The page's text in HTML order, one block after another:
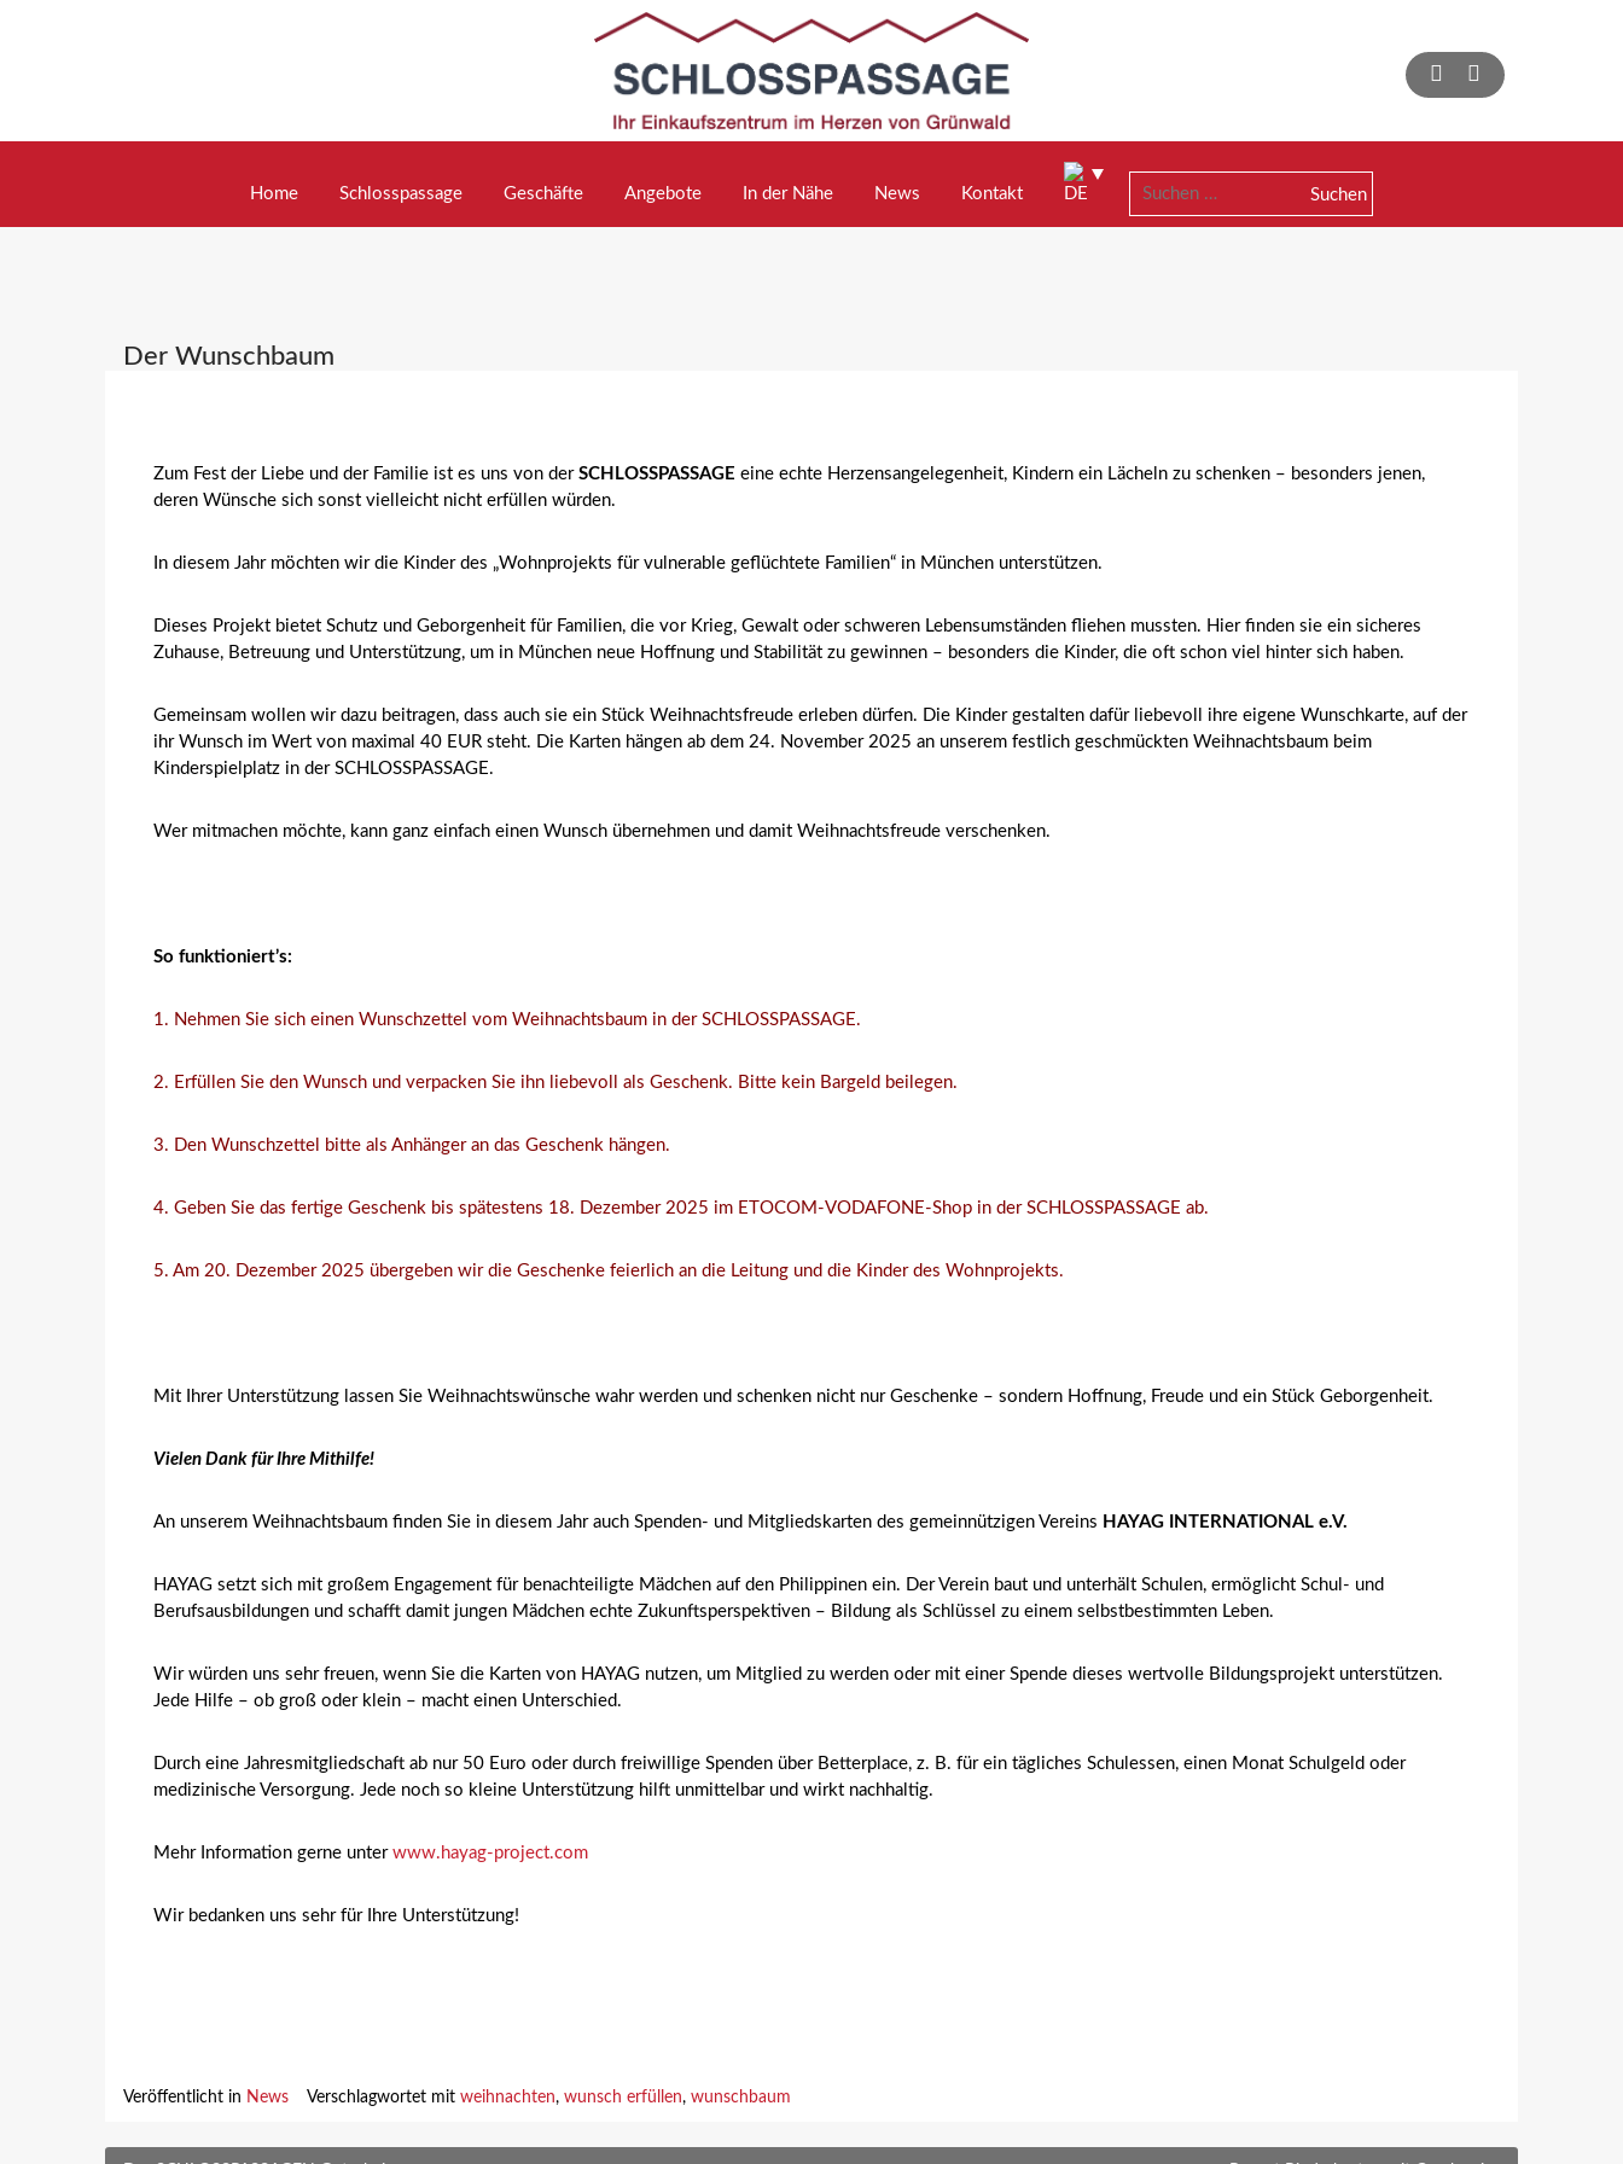
Home Schlosspassage Geschäfte Angebote In der Nähe News Kontakt
Suchen
Der Wunschbaum
Zum Fest der Liebe und der Familie ist es uns von der SCHLOSSPASSAGE eine echte Herzensangelegenheit, Kindern ein Lächeln zu schenken – besonders jenen,
deren Wünsche sich sonst vielleicht nicht erfüllen würden.
In diesem Jahr möchten wir die Kinder des „Wohnprojekts für vulnerable geflüchtete Familien“ in München unterstützen.
Dieses Projekt bietet Schutz und Geborgenheit für Familien, die vor Krieg, Gewalt oder schweren Lebensumständen fliehen mussten. Hier finden sie ein sicheres
Zuhause, Betreuung und Unterstützung, um in München neue Hoffnung und Stabilität zu gewinnen – besonders die Kinder, die oft schon viel hinter sich haben.
Gemeinsam wollen wir dazu beitragen, dass auch sie ein Stück Weihnachtsfreude erleben dürfen. Die Kinder gestalten dafür liebevoll ihre eigene Wunschkarte, auf der
ihr Wunsch im Wert von maximal 40 EUR steht. Die Karten hängen ab dem 24. November 2025 an unserem festlich geschmückten Weihnachtsbaum beim
Kinderspielplatz in der SCHLOSSPASSAGE.
Wer mitmachen möchte, kann ganz einfach einen Wunsch übernehmen und damit Weihnachtsfreude verschenken.
So funktioniert’s:
1. Nehmen Sie sich einen Wunschzettel vom Weihnachtsbaum in der SCHLOSSPASSAGE.
2. Erfüllen Sie den Wunsch und verpacken Sie ihn liebevoll als Geschenk. Bitte kein Bargeld beilegen.
3. Den Wunschzettel bitte als Anhänger an das Geschenk hängen.
4. Geben Sie das fertige Geschenk bis spätestens 18. Dezember 2025 im ETOCOM-VODAFONE-Shop in der SCHLOSSPASSAGE ab.
5. Am 20. Dezember 2025 übergeben wir die Geschenke feierlich an die Leitung und die Kinder des Wohnprojekts.
Mit Ihrer Unterstützung lassen Sie Weihnachtswünsche wahr werden und schenken nicht nur Geschenke – sondern Hoffnung, Freude und ein Stück Geborgenheit.
Vielen Dank für Ihre Mithilfe!
An unserem Weihnachtsbaum finden Sie in diesem Jahr auch Spenden- und Mitgliedskarten des gemeinnützigen Vereins HAYAG INTERNATIONAL e.V.
HAYAG setzt sich mit großem Engagement für benachteiligte Mädchen auf den Philippinen ein. Der Verein baut und unterhält Schulen, ermöglicht Schul- und
Berufsausbildungen und schafft damit jungen Mädchen echte Zukunftsperspektiven – Bildung als Schlüssel zu einem selbstbestimmten Leben.
Wir würden uns sehr freuen, wenn Sie die Karten von HAYAG nutzen, um Mitglied zu werden oder mit einer Spende dieses wertvolle Bildungsprojekt unterstützen.
Jede Hilfe – ob groß oder klein – macht einen Unterschied.
Durch eine Jahresmitgliedschaft ab nur 50 Euro oder durch freiwillige Spenden über Betterplace, z. B. für ein tägliches Schulessen, einen Monat Schulgeld oder
medizinische Versorgung. Jede noch so kleine Unterstützung hilft unmittelbar und wirkt nachhaltig.
Mehr Information gerne unter www.hayag-project.com
Wir bedanken uns sehr für Ihre Unterstützung!
Veröffentlicht in News Verschlagwortet mit weihnachten, wunsch erfüllen, wunschbaum